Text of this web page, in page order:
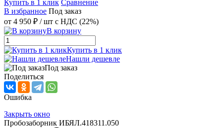
Купить в 1 клик Сравнение
В избранное Под заказ
от 4 950 ₽ / шт с НДС (22%)
В корзину
Купить в 1 клик
Нашли дешевле
Под заказ
Поделиться
Ошибка
Закрыть окно
Пробозаборник ИБЯЛ.418311.050